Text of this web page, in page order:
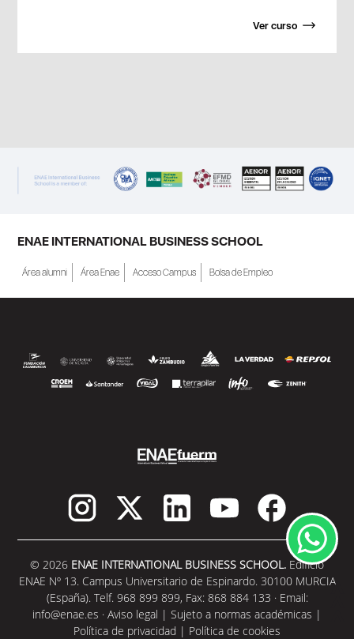
Ver curso
ENAE INTERNATIONAL BUSINESS SCHOOL
Área alumni Área Enae Acceso Campus Bolsa de Empleo
© 2026 ENAE INTERNATIONAL BUSINESS SCHOOL. Edificio
ENAE Nº 13. Campus Universitario de Espinardo. 30100 MURCIA
(España). Telf. 968 899 899, Fax: 868 884 133 · Email:
info@enae.es · Aviso legal | Sujeto a normas académicas |
Política de privacidad | Política de cookies